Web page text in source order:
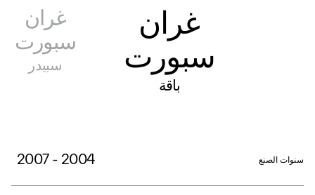
غران
سبورت
باقة
غران
سبورت
سبيدر
سنوات الصنع 2004 - 2007